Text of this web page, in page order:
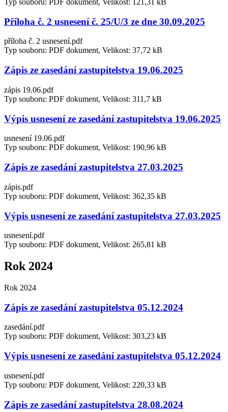
Typ souboru: PDF dokument, Velikost: 121,31 kB
Příloha č. 2 usnesení č. 25/U/3 ze dne 30.09.2025
příloha č. 2 usnesení.pdf
Typ souboru: PDF dokument, Velikost: 37,72 kB
Zápis ze zasedání zastupitelstva 19.06.2025
zápis 19.06.pdf
Typ souboru: PDF dokument, Velikost: 311,7 kB
Výpis usnesení ze zasedání zastupitelstva 19.06.2025
usnesení 19.06.pdf
Typ souboru: PDF dokument, Velikost: 190,96 kB
Zápis ze zasedání zastupitelstva 27.03.2025
zápis.pdf
Typ souboru: PDF dokument, Velikost: 362,35 kB
Výpis usnesení ze zasedání zastupitelstva 27.03.2025
usnesení.pdf
Typ souboru: PDF dokument, Velikost: 265,81 kB
Rok 2024
Rok 2024
Zápis ze zasedání zastupitelstva 05.12.2024
zasedání.pdf
Typ souboru: PDF dokument, Velikost: 303,23 kB
Výpis usnesení ze zasedání zastupitelstva 05.12.2024
usnesení.pdf
Typ souboru: PDF dokument, Velikost: 220,33 kB
Zápis ze zasedání zastupitelstva 28.08.2024